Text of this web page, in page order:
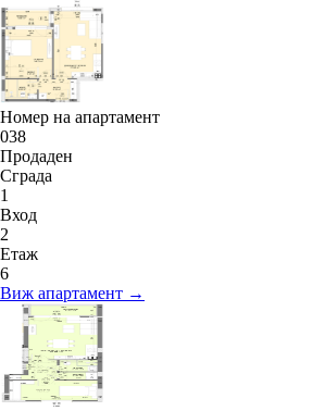
Номер на апартамент
038
Продаден
Сграда
1
Вход
2
Етаж
6
Виж апартамент →